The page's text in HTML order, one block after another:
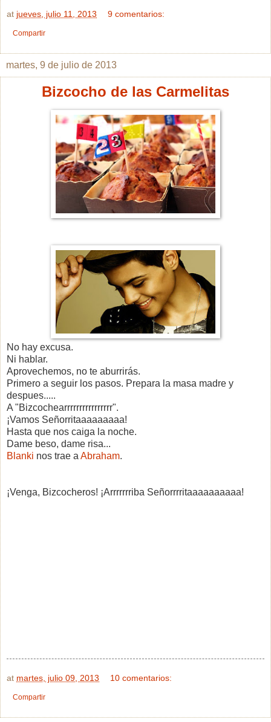
at jueves, julio 11, 2013 9 comentarios:
Compartir
martes, 9 de julio de 2013
Bizcocho de las Carmelitas
No hay excusa.
Ni hablar.
Aprovechemos, no te aburrirás.
Primero a seguir los pasos. Prepara la masa madre y
despues.....
A "Bizcochearrrrrrrrrrrrrrrr".
¡Vamos Señorritaaaaaaaaa!
Hasta que nos caiga la noche.
Dame beso, dame risa...
Blanki nos trae a Abraham.
¡Venga, Bizcocheros! ¡Arrrrrrriba Señorrrritaaaaaaaaaa!
at martes, julio 09, 2013 10 comentarios:
Compartir